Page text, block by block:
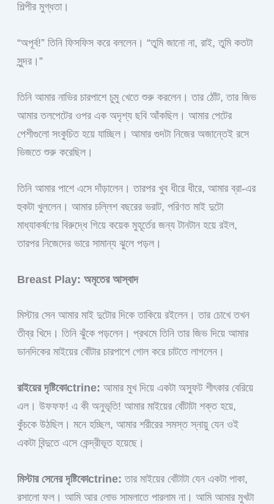
শিল্পীর মুগ্ধতা।
“অপূর্ব!” তিনি ফিসফিস করে বললেন। “তুমি জানো না, রাই, তুমি কতটা
সুন্দর।”
তিনি আমার নাভির চারপাশে চুমু খেতে শুরু করলেন। তার ঠোঁট, তার জিভ
আমার তলপেটের ওপর এক অদৃশ্য ছবি আঁকছিল। আমার পেটের
পেশীগুলো সংকুচিত হয়ে যাচ্ছিল। আমার গুদটা নিজের অজান্তেই রসে
ভিজতে শুরু করেছিল।
তিনি আমার পাশে এসে দাঁড়ালেন। তারপর খুব ধীরে ধীরে, আমার ব্রা-এর
হুকটা খুললেন। আমার চল্লিশ বছরের ভরাট, পরিণত মাই দুটো
মাধ্যাকর্ষণের বিরুদ্ধে গিয়ে কয়েক মুহূর্তের জন্য টানটান হয়ে রইল,
তারপর নিজেদের ভারে সামান্য ঝুলে পড়ল।
Breast Play: অমৃতের আস্বাদ
মিস্টার সেন আমার মাই দুটোর দিকে তাকিয়ে রইলেন। তার চোখে তখন
তীব্র খিদে। তিনি ঝুঁকে পড়লেন। প্রথমে তিনি তার জিভ দিয়ে আমার
ডানদিকের মাইয়ের বোঁটার চারপাশে গোল করে চাটতে লাগলেন।
রাইয়ের দৃষ্টিকোctrine: আমার মুখ দিয়ে একটা অস্ফুট শীৎকার বেরিয়ে
এল। উফফফ! এ কী অনুভূতি! আমার মাইয়ের বোঁটাটা শক্ত হয়ে,
কুঁচকে উঠছিল। মনে হচ্ছিল, আমার শরীরের সমস্ত স্নায়ু যেন ওই
একটা বিন্দুতে এসে কেন্দ্রীভূত হয়েছে।
মিস্টার সেনের দৃষ্টিকোctrine: তার মাইয়ের বোঁটাটা যেন একটা পাকা,
রসালো ফল। আমি আর লোভ সামলাতে পারলাম না। আমি আমার মুখটা